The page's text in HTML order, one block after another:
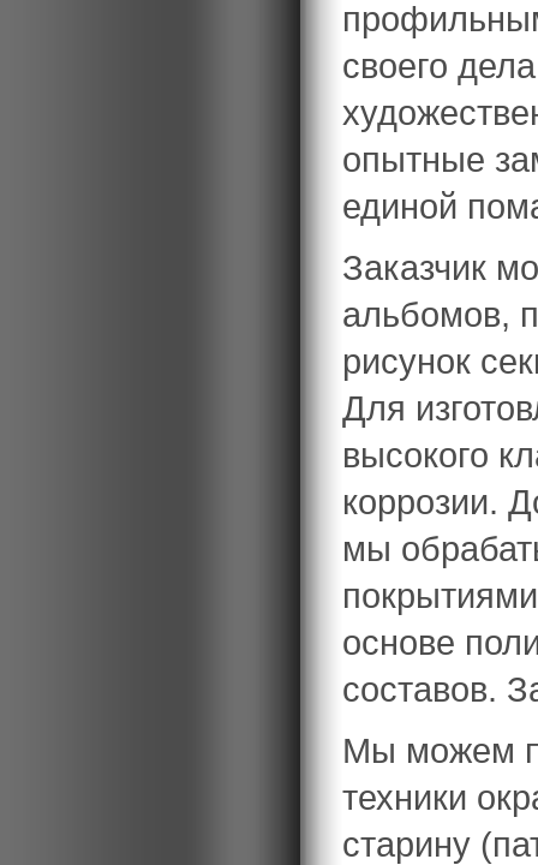
своего
опытные
единой
Заказчик
альбомов,
рисунок
Для
высокого
коррозии.
мы
основе
составов.
Мы можем
техники
старину